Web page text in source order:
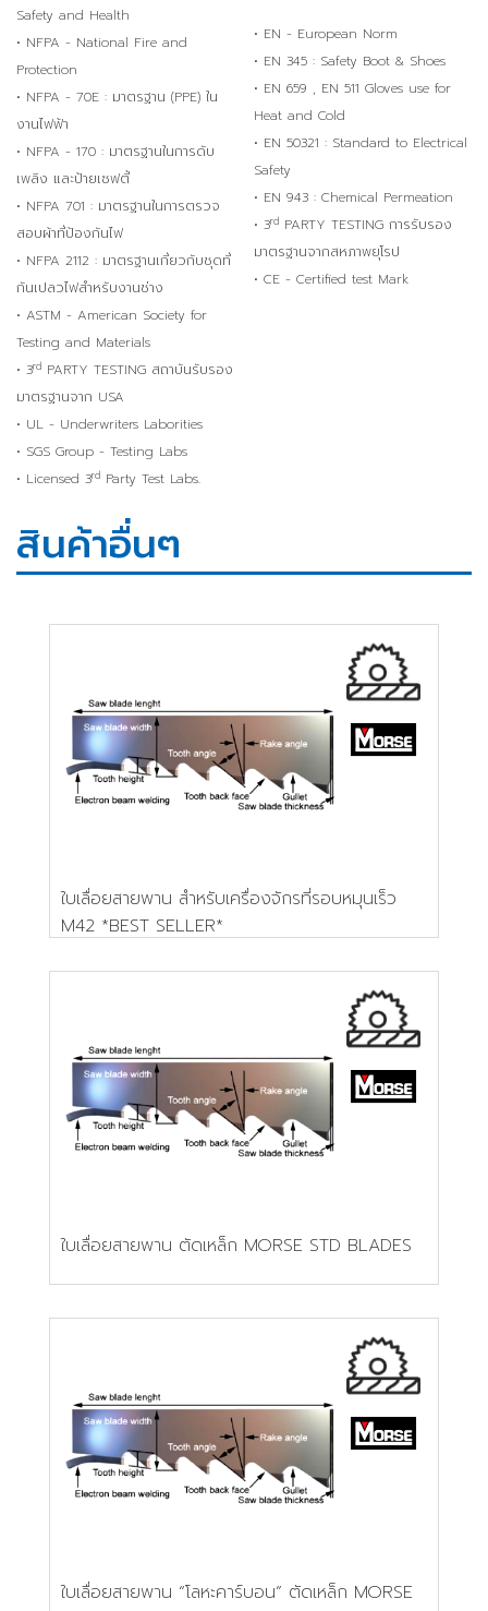
Safety and Health
• NFPA - National Fire and
Protection
• NFPA - 70E : มาตรฐาน (PPE) ใน
งานไฟฟ้า
• NFPA - 170 : มาตรฐานในการดับ
เพลิง และป้ายเซฟตี้
• NFPA 701 : มาตรฐานในการตรวจ
สอบผ้าที่ป้องกันไฟ
• NFPA 2112 : มาตรฐานเกี่ยวกับชุดที่
กันเปลวไฟสำหรับงานช่าง
• ASTM - American Society for
Testing and Materials
• 3rd PARTY TESTING สถาบันรับรอง
มาตรฐานจาก USA
• UL - Underwriters Laborities
• SGS Group - Testing Labs
• Licensed 3rd Party Test Labs.
• EN - European Norm
• EN 345 : Safety Boot & Shoes
• EN 659 , EN 511 Gloves use for
Heat and Cold
• EN 50321 : Standard to Electrical
Safety
• EN 943 : Chemical Permeation
• 3rd PARTY TESTING การรับรอง
มาตรฐานจากสหภาพยุโรป
• CE - Certified test Mark
สินค้าอื่นๆ
ใบเลื่อยสายพาน สำหรับเครื่องจักรที่รอบหมุนเร็ว
M42 *BEST SELLER*
ใบเลื่อยสายพาน ตัดเหล็ก MORSE STD BLADES
ใบเลื่อยสายพาน “โลหะคาร์บอน” ตัดเหล็ก MORSE